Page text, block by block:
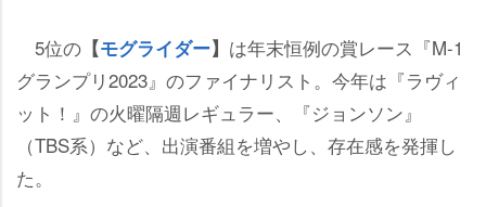
5位の 【モグライダー】 は年末恒例の賞レース『M-1
グランプリ2023』のファイナリスト。今年は『ラヴィ
ット！』の火曜隔週レギュラー、『ジョンソン』
（TBS系）など、出演番組を増やし、存在感を発揮し
た。